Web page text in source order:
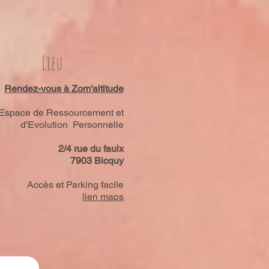
Lieu
Rendez-vous à Zom'altitude
de Ressourcement et
d'Evolution Personnelle
2/4 rue du faulx
7903 Bicquy
Accès et Parking facile
lien maps